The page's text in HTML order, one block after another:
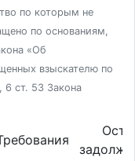
по которым не
по основаниям,
«Об
взыскателю по
6 ст. 53 Закона